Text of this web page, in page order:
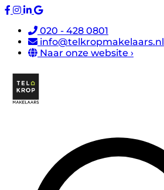
020 - 428 0801
info@telkropmakelaars.nl
Naar onze website ›